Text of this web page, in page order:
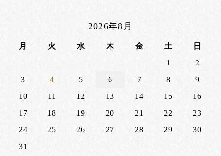
2026年8月
月 火 水 木 金 土
日
1
2
3
4 5 6 7 8
9
10
11 12 13 14 15
16
17
18 19 20 21 22
23
24
25 26 27 28 29
30
31